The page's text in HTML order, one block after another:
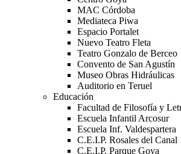
MAC Córdoba
Mediateca Piwa
Espacio Portalet
Nuevo Teatro Fleta
Teatro Gonzalo de Berceo
Convento de San Agustín
Museo Obras Hidráulicas
Auditorio en Teruel
Educación
Facultad de Filosofía y
Escuela Infantil Arcosur
Escuela Inf. Valdespartera
C.E.I.P. Rosales del Canal
C.E.I.P. Parque Goya